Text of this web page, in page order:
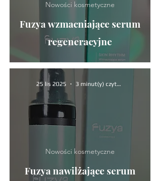
Fuzya wzmacniające serum
regeneracyjne
Nowości kosmetyczne
Fuzya nawilżające serum
Nowości kosmetyczne
25 lis 2025 3 minut(y) czytania